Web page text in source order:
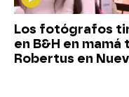
Los fotógrafos
en B&H en
Robertus en